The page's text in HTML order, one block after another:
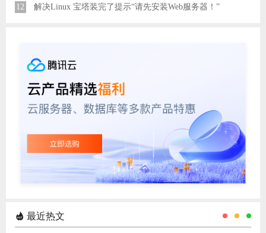
12
解决Linux 宝塔装完了提示“请先安装Web服务器！”
最近热文